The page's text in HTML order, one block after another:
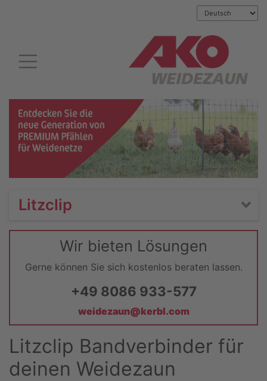
Litzclip
Wir bieten Lösungen
Gerne können Sie sich kostenlos beraten lassen.
+49 8086 933-577
weidezaun@kerbl.com
Litzclip Bandverbinder für
deinen Weidezaun